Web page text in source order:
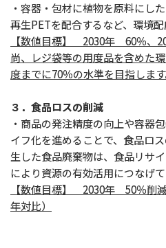
・容器・包材に植物を原料にし
再生PETを配合するなど、環境配
【数値目標】 2030年 60％、
尚、レジ袋等の用度品を含めた
度までに70％の水準を目指します
３．食品ロスの削減
・商品の発注精度の向上や容器
イフ化を進めることで、食品ロ
生した食品廃棄物は、食品リサ
により資源の有効活用につなげて
【数値目標】 2030年 50％削
年対比）